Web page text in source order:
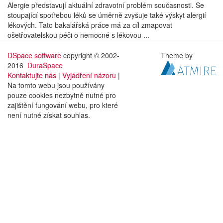
Alergie představují aktuální zdravotní problém současnosti. Se
stoupající spotřebou léků se úměrně zvyšuje také výskyt alergií
lékových. Tato bakalářská práce má za cíl zmapovat
ošetřovatelskou péči o nemocné s lékovou ...
DSpace software copyright © 2002-
2016 DuraSpace
Kontaktujte nás | Vyjádření názoru |
Na tomto webu jsou používány
pouze cookies nezbytně nutné pro
zajištění fungování webu, pro které
není nutné získat souhlas.
Theme by